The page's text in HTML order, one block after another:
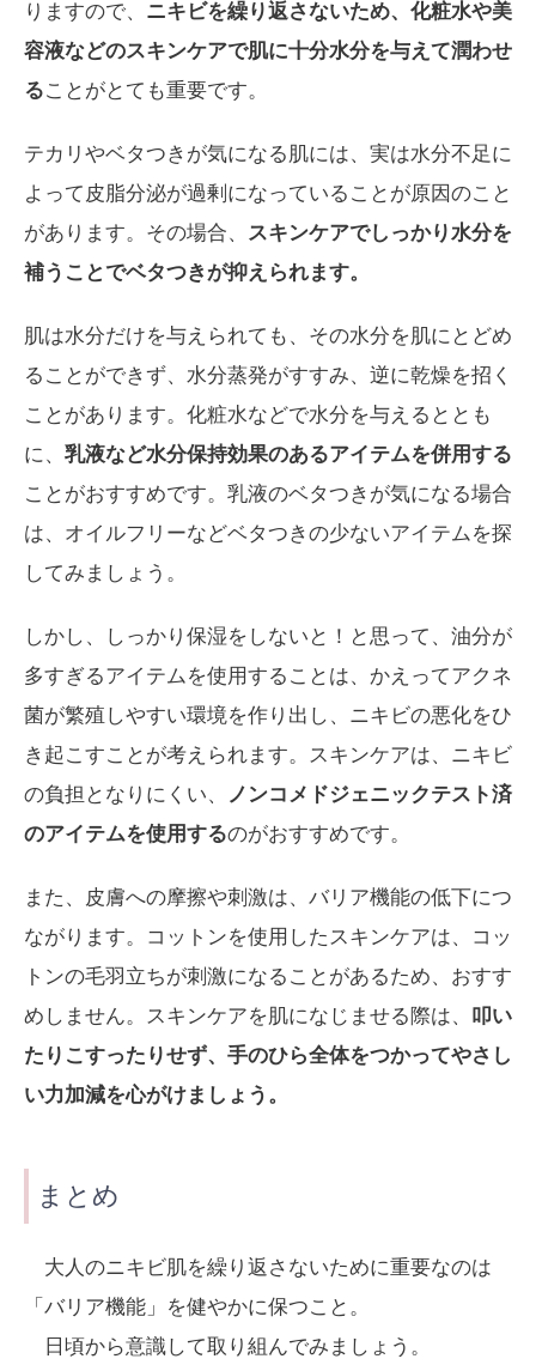
りますので、 ニキビを繰り返さないため、化粧水や美
容液などのスキンケアで肌に十分水分を与えて潤わせ
ることがとても重要です。
テカリやベタつきが気になる肌には、実は水分不足に
よって皮脂分泌が過剰になっていることが原因のこと
があります。その場合、 スキンケアでしっかり水分を
補うことでベタつきが抑えられます。
肌は水分だけを与えられても、その水分を肌にとどめ
ることができず、水分蒸発がすすみ、逆に乾燥を招く
ことがあります。化粧水などで水分を与えるととも
に、 乳液など水分保持効果のあるアイテムを併用する
ことがおすすめです。乳液のベタつきが気になる場合
は、オイルフリーなどベタつきの少ないアイテムを探
してみましょう。
しかし、しっかり保湿をしないと！と思って、油分が
多すぎるアイテムを使用することは、かえってアクネ
菌が繁殖しやすい環境を作り出し、ニキビの悪化をひ
き起こすことが考えられます。スキンケアは、ニキビ
の負担となりにくい、
ノンコメドジェニックテスト済
のアイテムを使用するのがおすすめです。
また、皮膚への摩擦や刺激は、バリア機能の低下につ
ながります。コットンを使用したスキンケアは、コッ
トンの毛羽立ちが刺激になることがあるため、おすす
めしません。スキンケアを肌になじませる際は、 叩い
たりこすったりせず、手のひら全体をつかってやさし
い力加減を心がけましょう。
まとめ
大人のニキビ肌を繰り返さないために重要なのは
「バリア機能」を健やかに保つこと。
日頃から意識して取り組んでみましょう。